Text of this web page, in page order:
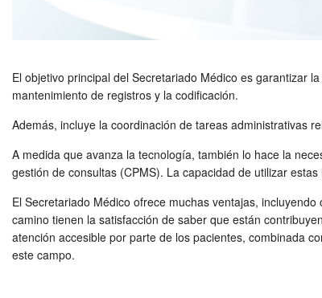
El objetivo principal del Secretariado Médico es garantizar
mantenimiento de registros y la codificación.
Además, incluye la coordinación de tareas administrativas
A medida que avanza la tecnología, también lo hace la
gestión de consultas (CPMS). La capacidad de utilizar
El Secretariado Médico ofrece muchas ventajas,
camino tienen la satisfacción de saber que están
atención accesible por parte de los pacientes, combinada
este campo.